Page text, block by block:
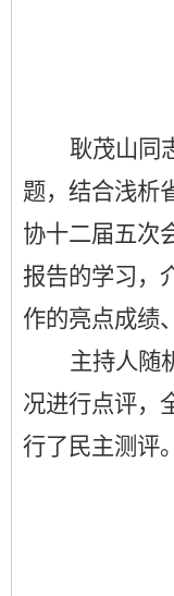
耿茂山同
题，结合浅析
协十二届五次
报告的学习，
作的亮点成绩
主持人随
况进行点评，
行了民主测评。